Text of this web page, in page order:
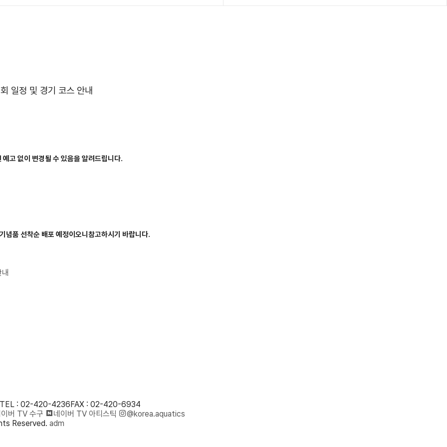
일정 및 경기 코스 안내
고 없이 변경될 수 있음을 알려드립니다.
념품 선착순 배포 예정이오니참고하시기 바랍니다.
TEL : 02-420-4236FAX : 02-420-6934
버 TV 수구
네이버 TV 아티스틱
@korea.aquatics
Reserved. adm